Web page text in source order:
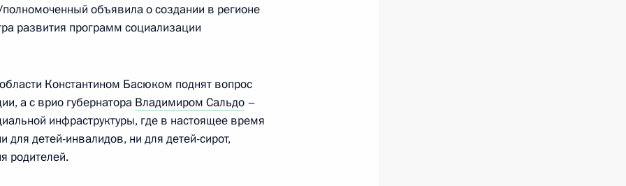
Координационного
с инвалидностью
объявила о создании в регионе
развития программ социализации
Константином Басюком поднят вопрос
а с врио губернатора Владимиром Сальдо –
инфраструктуры, где в настоящее время
детей-инвалидов, ни для детей-сирот,
родителей.